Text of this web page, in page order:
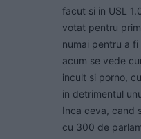
facut si in USL
votat pentru
numai pentru a
acum se vede
incult si porno,
in detrimentul
Inca ceva, cand
cu 300 de